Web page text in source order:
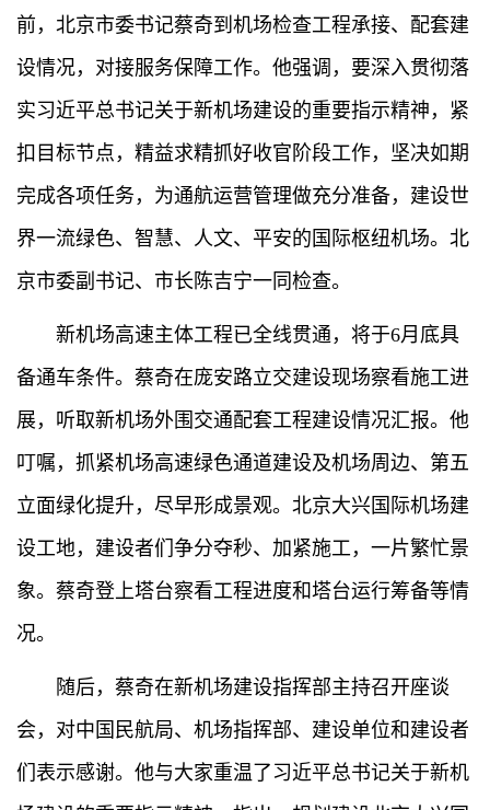
前，北京市委书记蔡奇到机场检查工程承接、配套建
设情况，对接服务保障工作。他强调，要深入贯彻落
实习近平总书记关于新机场建设的重要指示精神，紧
扣目标节点，精益求精抓好收官阶段工作，坚决如期
完成各项任务，为通航运营管理做充分准备，建设世
界一流绿色、智慧、人文、平安的国际枢纽机场。北
京市委副书记、市长陈吉宁一同检查。
新机场高速主体工程已全线贯通，将于6月底具
备通车条件。蔡奇在庞安路立交建设现场察看施工进
展，听取新机场外围交通配套工程建设情况汇报。他
叮嘱，抓紧机场高速绿色通道建设及机场周边、第五
立面绿化提升，尽早形成景观。北京大兴国际机场建
设工地，建设者们争分夺秒、加紧施工，一片繁忙景
象。蔡奇登上塔台察看工程进度和塔台运行筹备等情
况。
随后，蔡奇在新机场建设指挥部主持召开座谈
会，对中国民航局、机场指挥部、建设单位和建设者
们表示感谢。他与大家重温了习近平总书记关于新机